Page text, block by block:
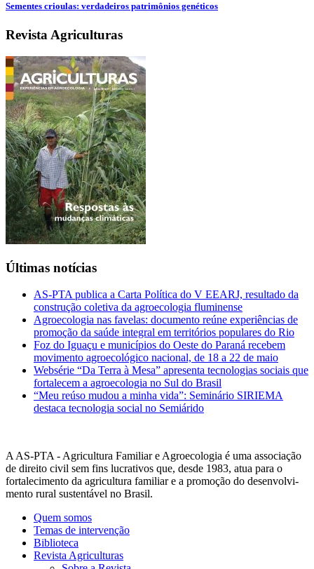
Sementes crioulas: verdadeiros patrimônios genéticos
Revista Agriculturas
Últimas notícias
AS-PTA publica a Carta Política do V EEARJ, resultado da
construção coletiva da agroecologia fluminense
Agroecologia nas favelas: documento reúne experiências de
promoção da saúde integral em territórios populares do Rio
Foz do Iguaçu e municípios do Oeste do Paraná recebem
movimento agroecológico nacional, de 18 a 22 de maio
Websérie “Da Terra à Mesa” apresenta tecnologias sociais que
fortalecem a agroecologia no Sul do Brasil
“Meu reúso mudou a minha vida”: Seminário SIRIEMA
destaca tecnologia social no Semiárido
A AS-PTA - Agricultura Familiar e Agro­ecologia é uma associação
de direito civil sem fins lucrativos que, desde 1983, atua para o
fortalecimento da agricultura familiar e a promoção do desenvolvi­
mento rural sustentável no Brasil.
Quem somos
Temas de intervenção
Biblioteca
Revista Agriculturas